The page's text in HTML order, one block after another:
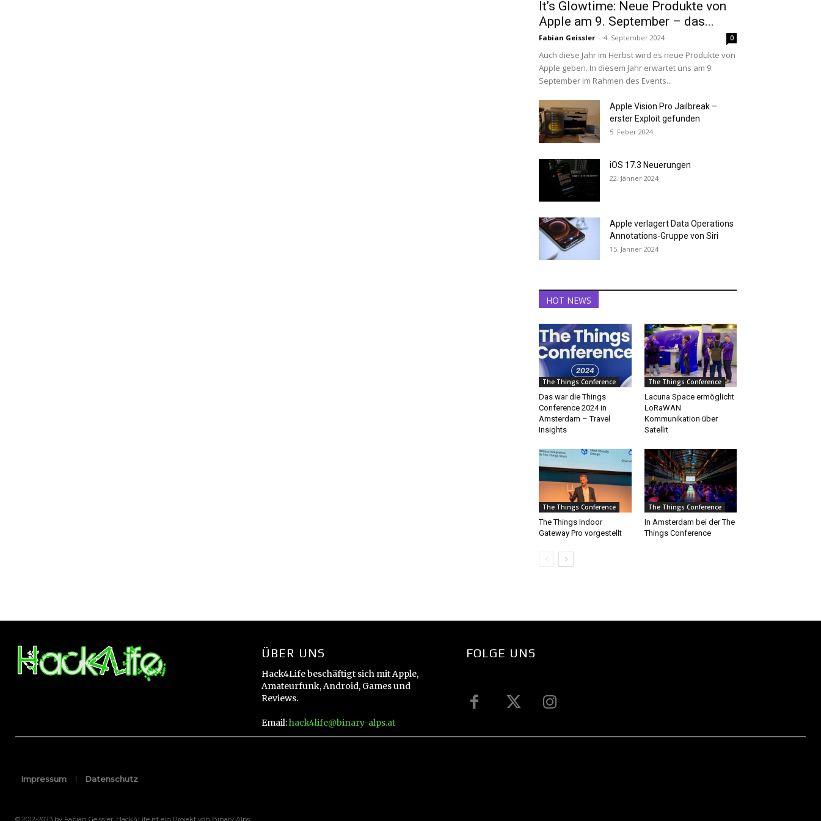
It’s Glowtime: Neue Produkte von
Apple am 9. September – das...
Fabian Geissler - 4. September 2024 0
Auch diese Jahr im Herbst wird es neue Produkte von
Apple geben. In diesem Jahr erwartet uns am 9.
September im Rahmen des Events...
Apple Vision Pro Jailbreak –
erster Exploit gefunden
5. Feber 2024
iOS 17.3 Neuerungen
22. Jänner 2024
Apple verlagert Data Operations
Annotations-Gruppe von Siri
15. Jänner 2024
HOT NEWS
The Things Conference
Das war die Things
Conference 2024 in
Amsterdam – Travel
Insights
The Things Conference
Lacuna Space ermöglicht
LoRaWAN
Kommunikation über
Satellit
The Things Conference
The Things Indoor
Gateway Pro vorgestellt
The Things Conference
In Amsterdam bei der The
Things Conference
ÜBER UNS
Hack4Life beschäftigt sich mit Apple,
Amateurfunk, Android, Games und
Reviews.
Email:hack4life@binary-alps.at
FOLGE UNS
Impressum Datenschutz